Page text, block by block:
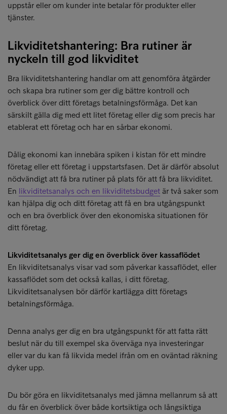
uppstår eller om kunder inte betalar för produkter eller
tjänster.
Likviditetshantering: Bra rutiner är
nyckeln till god likviditet
Bra likviditetshantering handlar om att genomföra åtgärder
och skapa bra rutiner som ger dig bättre kontroll och
överblick över ditt företags betalningsförmåga. Det kan
särskilt gälla dig med ett litet företag eller dig som precis har
etablerat ett företag och har en sårbar ekonomi.
Dålig ekonomi kan innebära spiken i kistan för ett mindre
företag eller ett företag i uppstartsfasen. Det är därför absolut
nödvändigt att få bra rutiner på plats för att få bra likviditet.
En likviditetsanalys och en likviditetsbudget är två saker som
kan hjälpa dig och ditt företag att få en bra utgångspunkt
och en bra överblick över den ekonomiska situationen för
ditt företag.
Likviditetsanalys ger dig en överblick över kassaflödet
En likviditetsanalys visar vad som påverkar kassaflödet, eller
kassaflödet som det också kallas, i ditt företag.
Likviditetsanalysen bör därför kartlägga ditt företags
betalningsförmåga.
Denna analys ger dig en bra utgångspunkt för att fatta rätt
beslut när du till exempel ska överväga nya investeringar
eller var du kan få likvida medel ifrån om en oväntad räkning
dyker upp.
Du bör göra en likviditetsanalys med jämna mellanrum så att
du får en överblick över både kortsiktiga och långsiktiga